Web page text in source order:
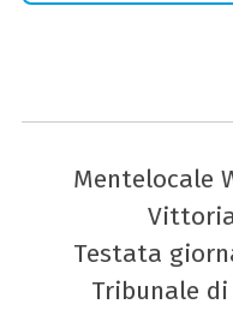
Mentelocale
Testata
Tribunale di